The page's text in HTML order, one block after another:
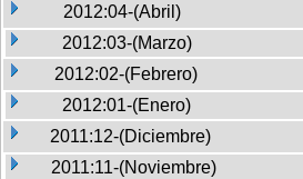
2012:04-(Abril)
2012:03-(Marzo)
2012:02-(Febrero)
2012:01-(Enero)
2011:12-(Diciembre)
2011:11-(Noviembre)